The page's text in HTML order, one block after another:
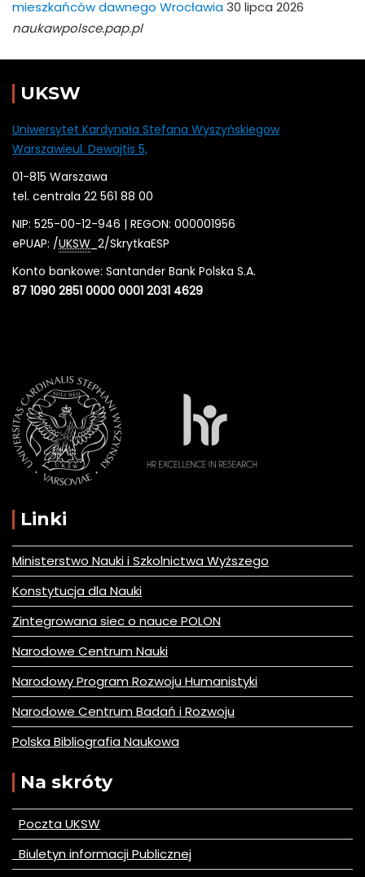
mieszkańców dawnego Wrocławia30 lipca 2026
naukawpolsce.pap.pl
UKSW
Uniwersytet Kardynała Stefana Wyszyńskiegow
Warszawieul. Dewajtis 5,
01-815 Warszawa
tel. centrala 22 561 88 00
NIP: 525-00-12-946 | REGON: 000001956
ePUAP: /UKSW _2/SkrytkaESP
Konto bankowe: Santander Bank Polska S.A.
87 1090 2851 0000 0001 2031 4629
Linki
Ministerstwo Nauki i Szkolnictwa Wyższego
Konstytucja dla Nauki
Zintegrowana siec o nauce POLON
Narodowe Centrum Nauki
Narodowy Program Rozwoju Humanistyki
Narodowe Centrum Badań i Rozwoju
Polska Bibliografia Naukowa
Na skróty
Poczta UKSW
Biuletyn informacji Publicznej